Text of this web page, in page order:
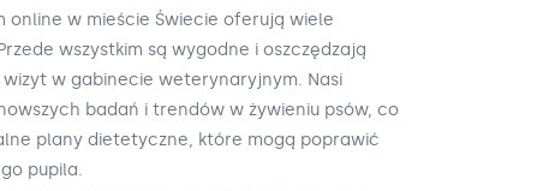
online w mieście Świecie oferują wiele
wszystkim są wygodne i oszczędzają
w gabinecie weterynaryjnym. Nasi
badań i trendów w żywieniu psów, co
plany dietetyczne, które mogą poprawić
pupila.